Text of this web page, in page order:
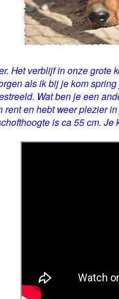
Het verblijf in onze
als ik bij je kom
Wat ben je een
rent en hebt weer plezier
is ca 55 cm.